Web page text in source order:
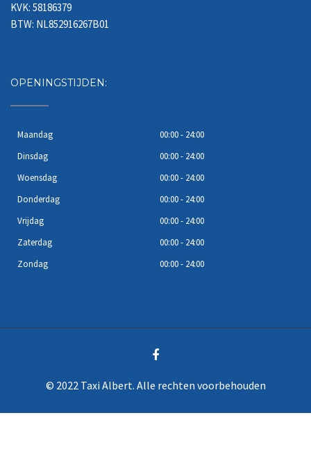
KVK: 58186379
BTW: NL852916267B01
OPENINGSTIJDEN:
Maandag
00:00 - 24:00
Dinsdag
00:00 - 24:00
Woensdag
00:00 - 24:00
Donderdag
00:00 - 24:00
Vrijdag
00:00 - 24:00
Zaterdag
00:00 - 24:00
Zondag
00:00 - 24:00
© 2022 Taxi Albert. Alle rechten voorbehouden